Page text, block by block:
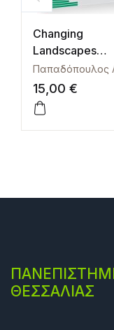
Changing
Landscapes
Mediterranean
Sensitive Areas
Design
15,00 €
ΘΕΣΣΑΛΙΑΣ